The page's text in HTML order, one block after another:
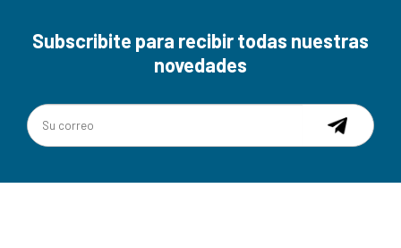
Subscribite para recibir todas nuestras
novedades